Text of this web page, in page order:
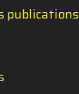
publications